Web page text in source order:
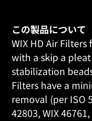
この製品について
WIX HD Air
with a skip a
stabilization
Filters have a
removal (per ISO
42803, WIX